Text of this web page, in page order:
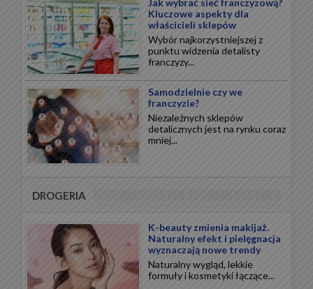
Jak wybrać sieć franczyzową?
Kluczowe aspekty dla
właścicieli sklepów
Wybór najkorzystniejszej z
punktu widzenia detalisty
franczyzy...
Samodzielnie czy we
franczyzie?
Niezależnych sklepów
detalicznych jest na rynku coraz
mniej...
DROGERIA
K-beauty zmienia makijaż.
Naturalny efekt i pielęgnacja
wyznaczają nowe trendy
Naturalny wygląd, lekkie
formuły i kosmetyki łączące...